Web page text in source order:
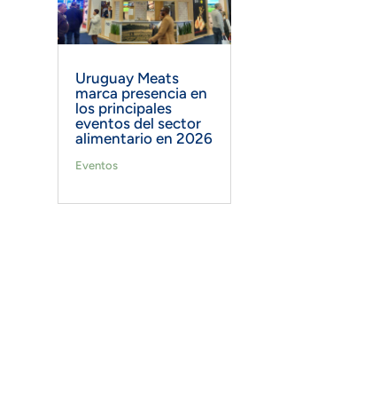
Uruguay Meats
marca presencia en
los principales
eventos del sector
alimentario en 2026
Eventos